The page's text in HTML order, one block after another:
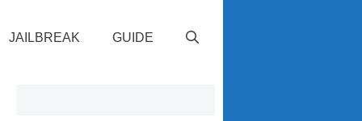
JAILBREAK GUIDE